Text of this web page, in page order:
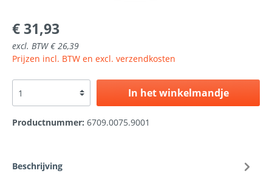
€ 31,93
excl. BTW € 26,39
Prijzen incl. BTW en excl. verzendkosten
In het winkelmandje
Productnummer: 6709.0075.9001
Beschrijving